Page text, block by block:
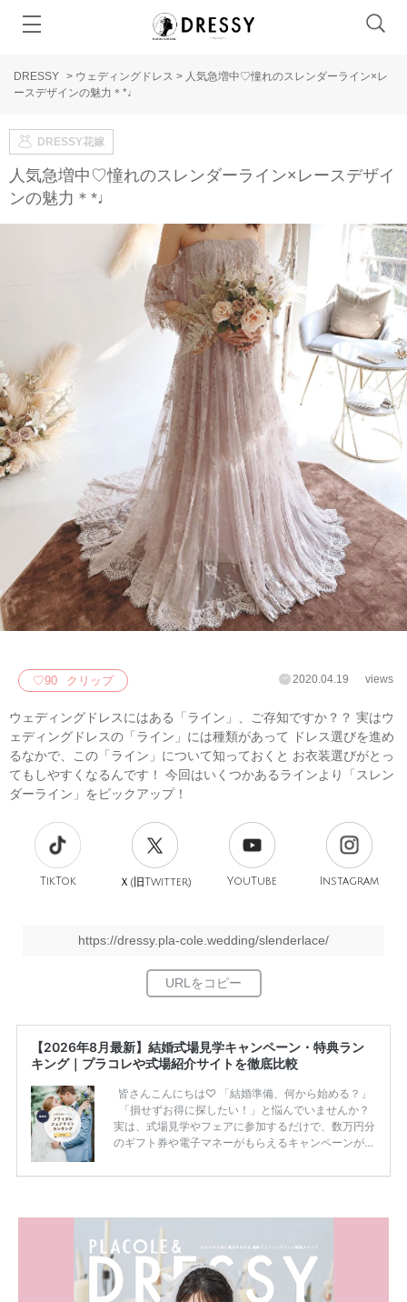
DRESSY > ウェディングドレス > 人気急増中♡憧れのスレンダーライン×レ
ースデザインの魅力＊*♩
DRESSY花嫁
人気急増中♡憧れのスレンダーライン×レースデザイ
ンの魅力＊*♩
♡90 クリップ 2020.04.19 views
ウェディングドレスにはある「ライン」、ご存知ですか？？ 実はウ
ェディングドレスの「ライン」には種類があって ドレス選びを進め
るなかで、この「ライン」について知っておくと お衣装選びがとっ
てもしやすくなるんです！ 今回はいくつかあるラインより「スレン
ダーライン」をピックアップ！
TikTok Ｘ(旧Twitter) YouTube Instagram
https://dressy.pla-cole.wedding/slenderlace/
【2026年8月最新】結婚式場見学キャンペーン・特典ラン
キング｜プラコレや式場紹介サイトを徹底比較
皆さんこんにちは♡ 「結婚準備、何から始める？」
「損せずお得に探したい！」と悩んでいませんか？
実は、式場見学やフェアに参加するだけで、数万円分
のギフト券や電子マネーがもらえるキャンペーンがあ
ため、比較せずに選ぶと損をしてしまうことも……。
内容：特典金額・条件・応募方法・注意点 「どこが
一番お得？」「プラコレの特典は？」といった疑問も
解決します。 まずは診断で候補を絞れる「ウェディ
ング診断」か、体験型 […]
続きを読む